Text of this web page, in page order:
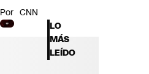
Por CNN
LO
MÁS
LEÍDO